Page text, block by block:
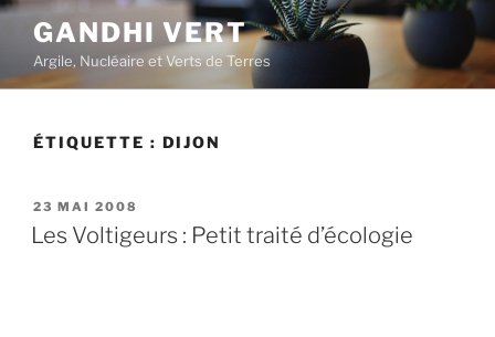
Aller
contenu
principal
GANDHI VERT
Argile, Nucléaire et Verts de Terres
ÉTIQUETTE : DIJON
PUBLIÉ
LE
23 MAI 2008
Les Voltigeurs : Petit traité d’écologie